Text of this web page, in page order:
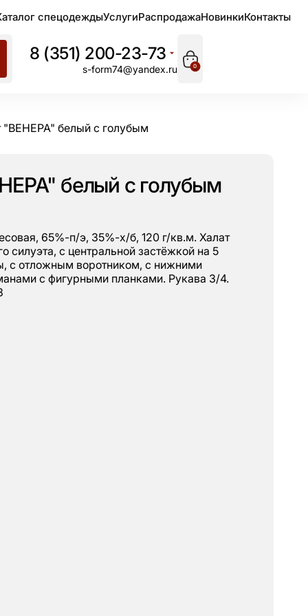
спецодеждыУслугиРаспродажаНовинкиКонтакты
8 (351) 200-23-73
s-form74@yandex.ru 0
"ВЕНЕРА" белый с голубым
белый с голубым
65%-п/э, 35%-х/б, 120 г/кв.м. Халат
силуэта, с центральной застёжкой на 5
с отложным воротником, с нижними
с фигурными планками. Рукава 3/4.